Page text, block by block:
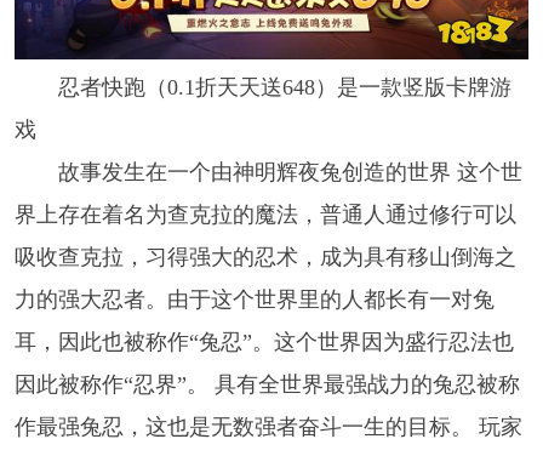
忍者快跑（0.1折天天送648）是一款竖版卡牌游
戏
故事发生在一个由神明辉夜兔创造的世界 这个世
界上存在着名为查克拉的魔法，普通人通过修行可以
吸收查克拉，习得强大的忍术，成为具有移山倒海之
力的强大忍者。由于这个世界里的人都长有一对兔
耳，因此也被称作“兔忍”。这个世界因为盛行忍法也
因此被称作“忍界”。 具有全世界最强战力的兔忍被称
作最强兔忍，这也是无数强者奋斗一生的目标。 玩家